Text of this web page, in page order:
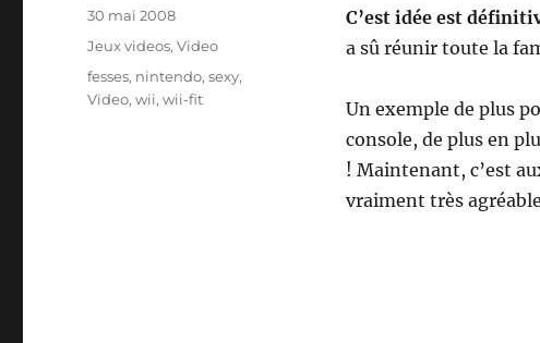
C’est idée est
a sû réunir toute la
Un exemple de plus
console, de plus en
! Maintenant, c’est
vraiment très
Publié
30 mai 2008
Catégories
Jeux videos,Video
Étiquettes
fesses, nintendo,sexy,
Video,wii,wii-fit